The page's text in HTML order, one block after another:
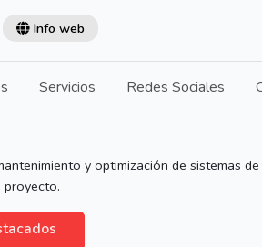
Info web
Servicios Redes Sociales
y optimización de sistemas